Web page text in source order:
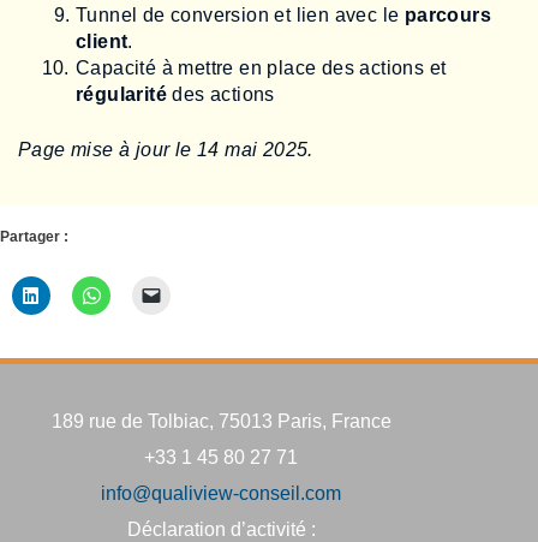
Tunnel de conversion et lien avec le parcours
client.
Capacité à mettre en place des actions et
régularité des actions
Page mise à jour le 14 mai 2025.
Partager :
189 rue de Tolbiac, 75013 Paris, France
+33 1 45 80 27 71
info@qualiview-conseil.com
Déclaration d’activité :